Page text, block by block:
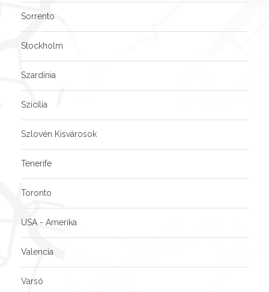
Sorrento
Stockholm
Szardínia
Szicília
Szlovén Kisvárosok
Tenerife
Toronto
USA - Amerika
Valencia
Varsó